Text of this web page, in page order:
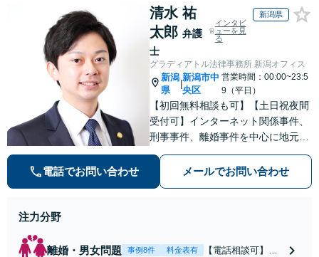
清水 祐
太郎 弁護
士
インタビ
ューを見
る
新潟県
グラディアトル法律事務所 新潟オフィス
新潟
県
|
新潟市中
央区
営業時間：00:00~23:5
9（平日）
【初回無料相談も可】【土日祝夜間
受付可】インターネット関係事件、
刑事事件、離婚事件を中心に地元新
潟で弁護士業一筋。若さと誠意と情
熱を胸に、依頼者様と真正面から向
き合います。
電話でお問い合わせ メールでお問い合わせ
注力分野
離婚・男女問題 事例8件 料金表有
【電話相談可】不